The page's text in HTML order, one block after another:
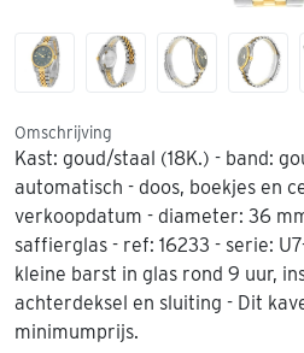
Omschrijving
Kast: goud/staal (18K.) - band:
automatisch - doos, boekjes en
verkoopdatum - diameter: 36
saffierglas - ref: 16233 - serie:
kleine barst in glas rond 9 uur,
achterdeksel en sluiting - Dit
minimumprijs.